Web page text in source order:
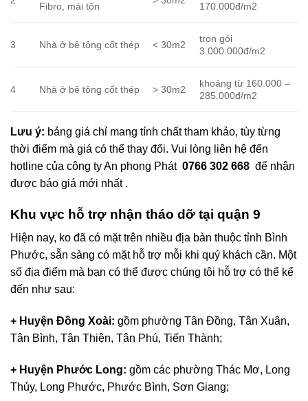
Fibro, mái tôn
170.000đ/m2
3 Nhà ở bê tông cốt thép < 30m2
trọn gói
3.000.000đ/m2
4 Nhà ở bê tông cốt thép > 30m2
khoảng từ 160.000 –
285.000đ/m2
Lưu ý: bảng giá chỉ mang tính chất tham khảo, tùy từng
thời điểm mà giá có thể thay đổi. Vui lòng liên hệ đến
hotline của công ty An phong Phát 0766 302 668 để nhận
được báo giá mới nhất .
Khu vực hỗ trợ nhận tháo dỡ tại quận 9
Hiện nay, ko đã có mặt trên nhiều địa bàn thuộc tỉnh Bình
Phước, sẵn sàng có mặt hỗ trợ mỗi khi quý khách cần. Một
số địa điểm mà bạn có thể được chúng tôi hỗ trợ có thể kể
đến như sau:
+ Huyện Đồng Xoài: gồm phường Tân Đồng, Tân Xuân,
Tân Bình, Tân Thiện, Tân Phú, Tiến Thành;
+ Huyện Phước Long: gồm các phường Thác Mơ, Long
Thủy, Long Phước, Phước Bình, Sơn Giang;